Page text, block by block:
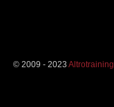
© 2009 - 2023 Altrotraining